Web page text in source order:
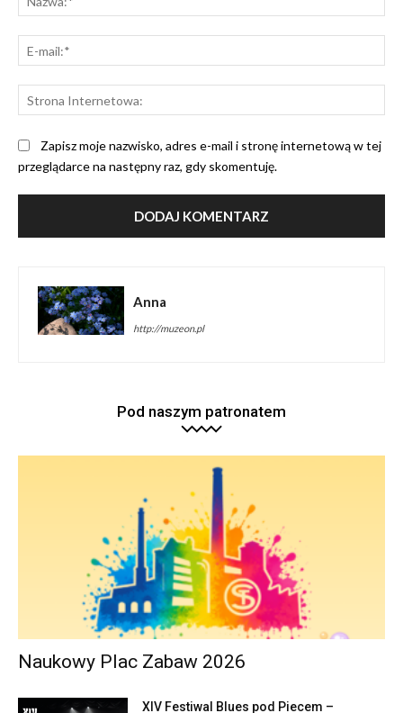
Zapisz moje nazwisko, adres e-mail i stronę internetową w tej
przeglądarce na następny raz, gdy skomentuję.
Anna
http://muzeon.pl
Pod naszym patronatem
Naukowy Plac Zabaw 2026
XIV Festiwal Blues pod Piecem –